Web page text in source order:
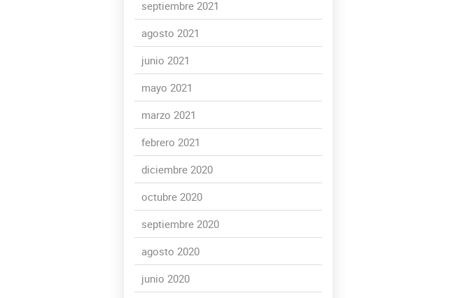
septiembre 2021
agosto 2021
junio 2021
mayo 2021
marzo 2021
febrero 2021
diciembre 2020
octubre 2020
septiembre 2020
agosto 2020
junio 2020